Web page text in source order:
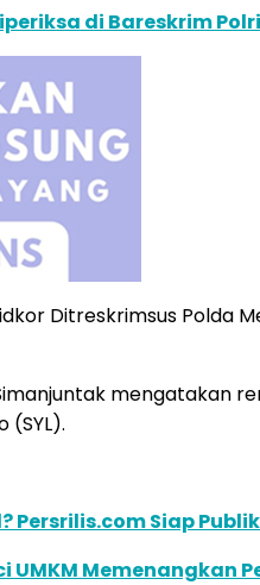
di Bareskrim
Ditreskrimsus
(SYL).
Siap
UMKM Memenangkan